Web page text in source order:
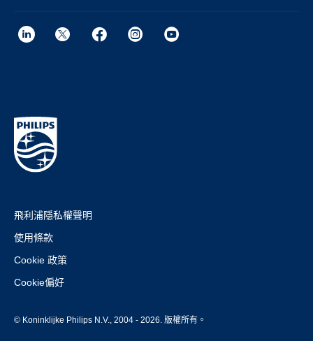
飛利浦隱私權聲明
使用條款
Cookie 政策
Cookie偏好
© Koninklijke Philips N.V., 2004 - 2026. 版權所有。